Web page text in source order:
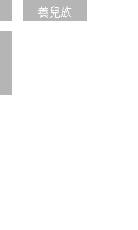
養兒族